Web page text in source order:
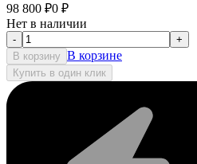
98 800 ₽0 ₽
Нет в наличии
-
+
В корзину В корзине
Купить в один клик